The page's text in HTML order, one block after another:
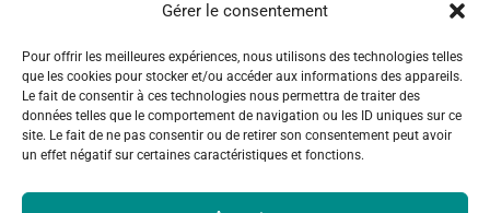
Gérer le consentement
Pour offrir les meilleures expériences, nous utilisons des technologies telles
que les cookies pour stocker et/ou accéder aux informations des appareils.
Le fait de consentir à ces technologies nous permettra de traiter des
données telles que le comportement de navigation ou les ID uniques sur ce
site. Le fait de ne pas consentir ou de retirer son consentement peut avoir
un effet négatif sur certaines caractéristiques et fonctions.